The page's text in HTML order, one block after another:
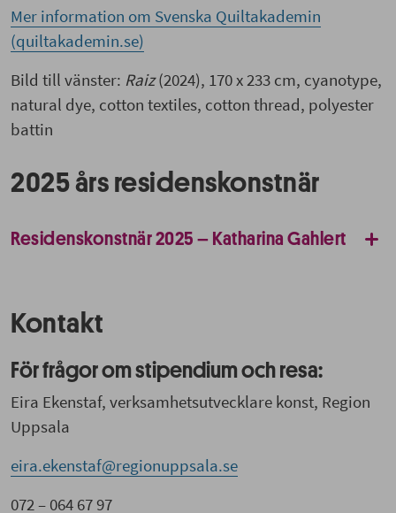
Mer information om Svenska Quiltakademin
(quiltakademin.se)
Bild till vänster: Raiz(2024), 170 x 233 cm, cyanotype,
natural dye, cotton textiles, cotton thread, polyester
battin
2025 års residenskonstnär
Residenskonstnär 2025 – Katharina Gahlert
Kontakt
För frågor om stipendium och resa:
Eira Ekenstaf, verksamhetsutvecklare konst, Region
Uppsala
eira.ekenstaf@regionuppsala.se
072 – 064 67 97